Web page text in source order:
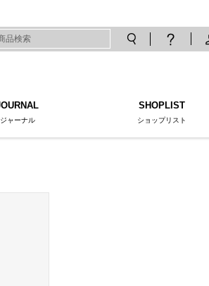
ジャーナル
SHOPLIST
ショップリスト